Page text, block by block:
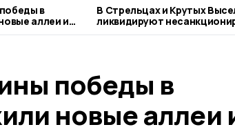
в
аллеи и
В Стрельцах и Крутых
ликвидируют
свалки
победы в
новые аллеи